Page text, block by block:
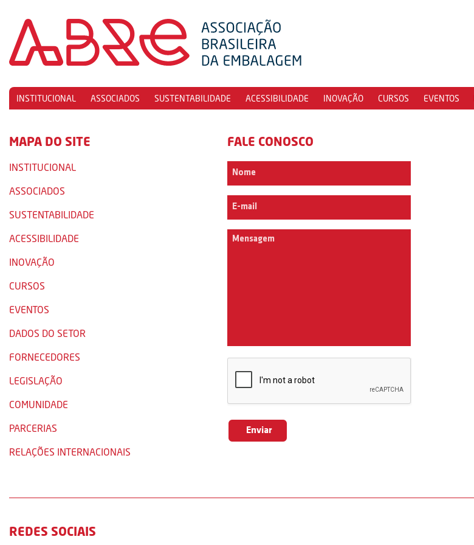
INSTITUCIONAL ASSOCIADOS SUSTENTABILIDADE ACESSIBILIDADE INOVAÇÃO CURSOS EVENTOS
MAPA DO SITE
INSTITUCIONAL
ASSOCIADOS
SUSTENTABILIDADE
ACESSIBILIDADE
INOVAÇÃO
CURSOS
EVENTOS
DADOS DO SETOR
FORNECEDORES
LEGISLAÇÃO
COMUNIDADE
PARCERIAS
RELAÇÕES INTERNACIONAIS
FALE CONOSCO
REDES SOCIAIS